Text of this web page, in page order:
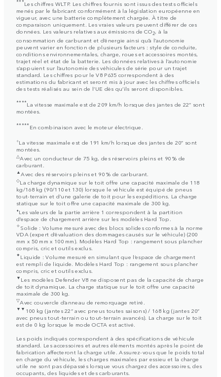
***Les chiffres WLTP. Les chiffres fournis sont issus des tests officiels
menés par le fabricant conformément à la législation européenne en
vigueur, avec une batterie complètement chargée. À titre de
comparaison uniquement. Les vraies valeurs peuvent différer de ces
données. Les valeurs relatives aux émissions de CO2, à la
consommation de carburant et d’énergie ainsi qu’à l’autonomie
peuvent varier en fonction de plusieurs facteurs : style de conduite,
conditions environnementales, charge, roues et accessoires montés,
trajet réel et état de la batterie. Les données relatives à l’autonomie
s’appuient sur l’autonomie des véhicules de série pour un trajet
standard. Les chiffres pour le V8 P635 correspondent à des
estimations du fabricant et seront mis à jour avec les chiffres officiels
des tests réalisés au sein de l’UE dès qu’ils seront disponibles.
****La vitesse maximale est de 209 km/h lorsque des jantes de 22” sont
montées.
*****En combinaison avec le moteur électrique.
⬨La vitesse maximale est de 191 km/h lorsque des jantes de 20” sont
montées.
△Avec un conducteur de 75 kg, des réservoirs pleins et 90 % de
carburant.
▲Avec des réservoirs pleins et 90 % de carburant.
◇La charge dynamique sur le toit offre une capacité maximale de 118
kg/168 kg (90/110 et 130) lorsque le véhicule est équipé de pneus
tout-terrain et d’une galerie de toit pour les expéditions. La charge
statique sur le toit offre une capacité maximale de 300 kg.
⬧Les valeurs de la partie arrière 1 correspondent à la partition
d’espace de chargement arrière sur les modèles Hard Top.
✧Solide : Volume mesuré avec des blocs solides conformes à la norme
VDA (expert d’évaluation des dommages causés sur le véhicule) (200
mm x 50 mm x 100 mm). Modèles Hard Top : rangement sous plancher
compris, cric et outils exclus.
✦Liquide : Volume mesuré en simulant que l’espace de chargement
est rempli de liquide. Modèles Hard Top : rangement sous plancher
compris, cric et outils exclus.
▼ Les modèles Defender V8 ne disposent pas de la capacité de charge
de toit dynamique. La charge statique sur le toit offre une capacité
maximale de 300 kg.
▽Avec couvercle d’anneau de remorquage retiré.
▼▼ 100 kg (jantes 22” avec pneus toutes saisons) / 168 kg (jantes 20”
avec pneus tout-terrain ou tout-terrain avancés). La charge sur le toit
est de 0 kg lorsque le mode OCTA est activé.
Les poids indiqués correspondent à des spécifications de véhicule
standard. Les accessoires et autres éléments montés après le point de
fabrication affecteront la charge utile. Assurez-vous que le poids total
en charge du véhicule, les charges maximales par essieu et la charge
utile ne sont pas dépassés lorsque vous chargez des accessoires, des
occupants, des liquides et des carburants.